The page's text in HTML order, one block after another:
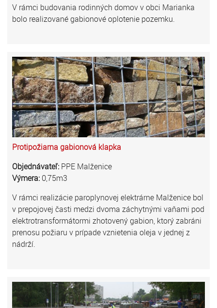
V rámci budovania rodinných domov v obci Marianka
bolo realizované gabionové oplotenie pozemku.
Protipožiarna gabionová klapka
Objednávateľ: PPE Malženice
Výmera: 0,75m3
V rámci realizácie paroplynovej elektrárne Malženice bol
v prepojovej časti medzi dvoma záchytnými vaňami pod
elektrotransformátormi zhotovený gabion, ktorý zabráni
prenosu požiaru v prípade vznietenia oleja v jednej z
nádrží.